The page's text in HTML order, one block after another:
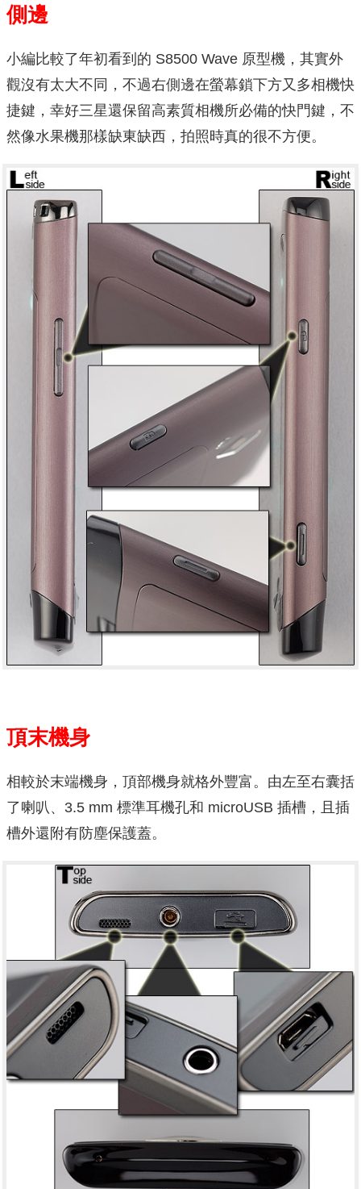
側邊
小編比較了年初看到的 S8500 Wave 原型機，其實外
觀沒有太大不同，不過右側邊在螢幕鎖下方又多相機快
捷鍵，幸好三星還保留高素質相機所必備的快門鍵，不
然像水果機那樣缺東缺西，拍照時真的很不方便。
頂末機身
相較於末端機身，頂部機身就格外豐富。由左至右囊括
了喇叭、3.5 mm 標準耳機孔和 microUSB 插槽，且插
槽外還附有防塵保護蓋。